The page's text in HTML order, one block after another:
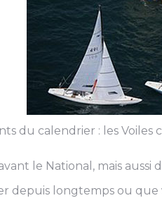
du calendrier : les
le National, mais
depuis longtemps ou